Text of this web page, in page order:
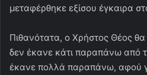
μεταφέρθηκε εξίσου έγκαιρα
Πιθανότατα, ο Χρήστος Θέος
δεν έκανε κάτι παραπάνω από
έκανε πολλά παραπάνω, αφού